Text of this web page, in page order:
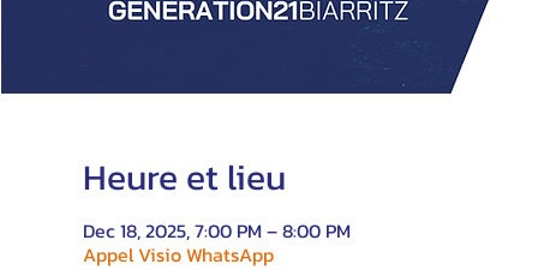
Heure et lieu
Dec 18, 2025, 7:00 PM – 8:00 PM
Appel Visio WhatsApp